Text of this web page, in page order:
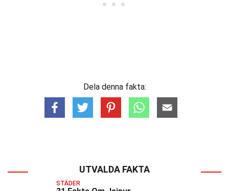
Dela denna fakta:
UTVALDA FAKTA
STÄDER